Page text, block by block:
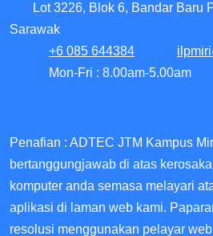
Lot 3226, Blok 6, Bandar Baru
Sarawak
+6 085 644384
Mon-Fri : 8.00am-5.00am
Penafian : ADTEC JTM Kampus
bertanggungjawab di atas
komputer anda semasa melayari
aplikasi di laman web kami.
resolusi menggunakan pelayar